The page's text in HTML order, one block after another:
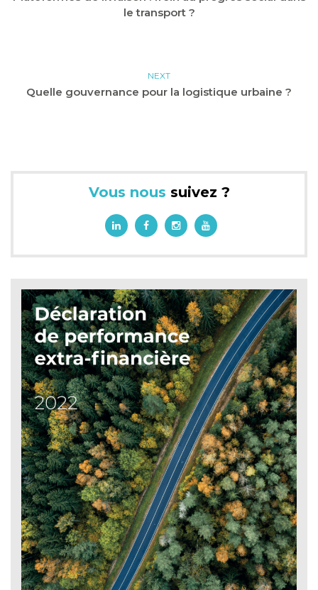
le transport ?
NEXT
Quelle gouvernance pour la logistique urbaine ?
Vous nous suivez ?